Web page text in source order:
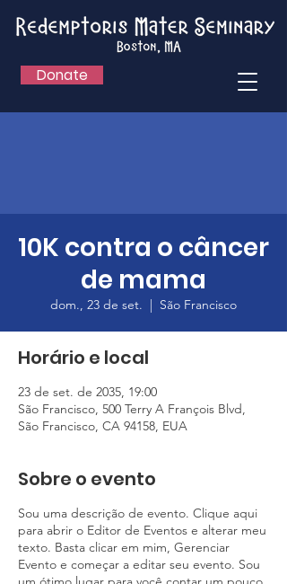
Donate
10K contra o câncer
de mama
dom., 23 de set.
  |
São Francisco
Horário e local
23 de set. de 2035, 19:00
São Francisco, 500 Terry A François Blvd,
São Francisco, CA 94158, EUA
Sobre o evento
Sou uma descrição de evento. Clique aqui
para abrir o Editor de Eventos e alterar meu
texto. Basta clicar em mim, Gerenciar
Evento e começar a editar seu evento. Sou